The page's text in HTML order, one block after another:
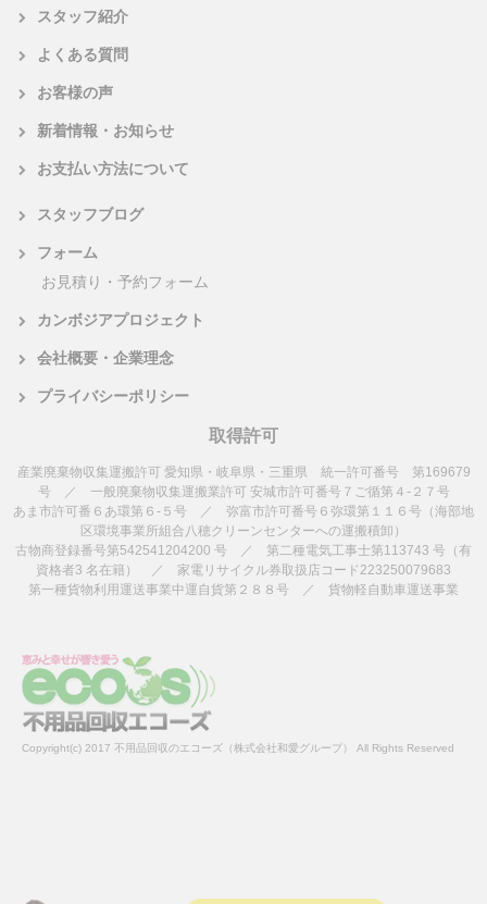
スタッフ紹介
よくある質問
お客様の声
新着情報・お知らせ
お支払い方法について
スタッフブログ
フォーム
お見積り・予約フォーム
カンボジアプロジェクト
会社概要・企業理念
プライバシーポリシー
取得許可
産業廃棄物収集運搬許可 愛知県・岐阜県・三重県 統一許可番号 第169679
号 ／ 一般廃棄物収集運搬業許可 安城市許可番号７ご循第４-２７号
あま市許可番６あ環第６-５号 ／ 弥富市許可番号６弥環第１１６号（海部地
区環境事業所組合八穂クリーンセンターへの運搬積卸）
古物商登録番号第542541204200 号 ／ 第二種電気工事士第113743 号（有
資格者3 名在籍） ／ 家電リサイクル券取扱店コード223250079683
第一種貨物利用運送事業中運自貨第２８８号 ／ 貨物軽自動車運送事業
Copyright(c) 2017 不用品回収のエコーズ（株式会社和愛グループ） All Rights Reserved